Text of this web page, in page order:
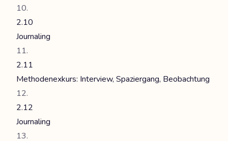
2.10
Journaling
2.11
Methodenexkurs: Interview, Spaziergang, Beobachtung
2.12
Journaling